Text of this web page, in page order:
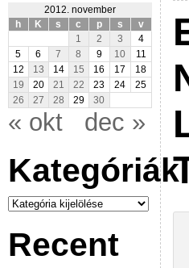
2012. november
h
K s c p s
v
1
2 3
4
5
6 7 8 9 10
11
12
13 14 15 16 17
18
19
20 21 22 23 24
25
26
27 28 29 30
« okt dec »
Kategóriák
Kategóriák
Recent